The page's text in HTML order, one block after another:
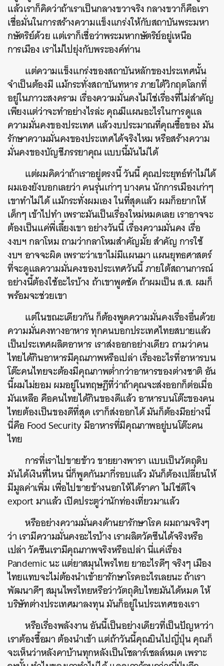
แล้วเราก็คิดว่าถ้าเราเป็นกลางขวาจริง กลางขวาก็คือเรา
เชื่อมั่นในการสร้างความแข็งแกร่งให้กับสถาบันพระมหา
กษัตริย์ด้วย แต่เราก็เชื่อว่าพระมหากษัตริย์อยู่เหนือ
การเมือง เราไม่ไปยุ่งกับพระองค์ท่าน
แต่ความแข็งแกร่งของสถาบันหลักของประเทศนั้น
จำเป็นต้องมี แม้กระทั่งสถาบันทหาร ภายใต้วิกฤตโลกที่
อยู่ในภาวะสงคราม เรื่องความมั่นคงไม่ใช่เรื่องที่ไม่สำคัญ
เพียงแต่ว่าจะทำอย่างไรล่ะ คุณมีแผนอะไรในการดูแล
ความมั่นคงของประเทศ แล้วงบประมาณที่คุณซื้อของ มัน
รักษาความมั่นคงของประเทศได้จริงไหม หรือสร้างความ
มั่นคงของบัญชีภรรยาคุณ แบบนี้มันไม่ได้
แต่ผมคิดว่าถ้าเราอยู่ตรงนี้ วันนี้ คุณประยุทธ์ทำไม่ได้
ผมเองยังบอกเลยว่า คนรุ่นเก่าๆ บางคน นักการเมืองเก่าๆ
เขาทำไม่ได้ แม้กระทั่งผมเอง ในที่สุดแล้ว ผมก็อยากให้
เด็กๆ เข้าไปทำ เพราะมันเป็นเรื่องใหม่หมดเลย เราอาจจะ
ต้องเป็นแค่พี่เลี้ยงเขา อย่างวันนี้ เรื่องความมั่นคง เรื่อ
งงบฯ กลาโหม ถามว่ากลาโหมสำคัญมั้ย สำคัญ การใช้
งบฯ อาจจะผิด เพราะว่าเขาไม่มีแผนมา แผนยุทธศาสตร์
ที่จะดูแลความมั่นคงของประเทศวันนี้ ภายใต้สถานการณ์
อย่างนี้ต้องใช้อะไรบ้าง ถ้าเขาพูดชัด ถ้าผมเป็น ส.ส. ผมก็
พร้อมจะช่วยเขา
แต่ในขณะเดียวกัน ก็ต้องพูดความมั่นคงเรื่องอื่นด้วย
ความมั่นคงทางอาหาร ทุกคนบอกประเทศไทยสบายแล้ว
เป็นประเทศผลิตอาหาร เราส่งออกอย่างเดียว ถามว่าคน
ไทยได้กินอาหารมีคุณภาพหรือเปล่า เรื่องอะไรที่อาหารบน
โต๊ะคนไทยจะต้องมีคุณภาพต่ำกว่าอาหารของต่างชาติ อัน
นี้ผมไม่ยอม ผมอยู่ในทฤษฎีที่ว่าถ้าคุณจะส่งออกก็ต่อเมื่อ
มันเหลือ คือคนไทยได้กินของดีแล้ว อาหารบนโต๊ะของคน
ไทยต้องเป็นของดีที่สุด เราก็ส่งออกได้ มันก็ต้องมีอย่างนี้
นี่คือ Food Security มีอาหารที่มีคุณภาพอยู่บนโต๊ะคน
ไทย
การที่เราไปขายข้าว ขายยางพารา แบบเป็นวัตถุดิบ
มันได้เงินที่ไหน นี่ก็พูดกันมากี่รอบแล้ว มันก็ต้องเปลี่ยนให้
มีมูลค่าเพิ่ม เพื่อไปขายข้างนอกให้ได้ราคา ไม่ใช่ดีใจ
export มาแล้ว เปิดประตูว่านักท่องเที่ยวมาแล้ว
หรืออย่างความมั่นคงด้านยารักษาโรค ผมถามจริงๆ
ว่า เรามีความมั่นคงอะไรบ้าง เราผลิตวัคซีนได้จริงหรือ
เปล่า วัคซีนเรามีคุณภาพจริงหรือเปล่า นี่แค่เรื่อง
Pandemic นะ แต่ยาสมุนไพรไทย ยาอะไรดีๆ จริงๆ เมือง
ไทยแทบจะไม่ต้องนำเข้ายารักษาโรคอะไรเลยนะ ถ้าเรา
พัฒนาดีๆ สมุนไพรไทยหรือว่าวัตถุดิบไทยมันได้หมด ให้
บริษัทต่างประเทศมาลงทุน มันก็อยู่ในประเทศของเรา
หรือเรื่องพลังงาน อันนี้เป็นอย่างเดียวที่เป็นปัญหาว่า
เราต้องซื้อมา ต้องนำเข้า แต่ถ้าวันนี้คุณบินไปญี่ปุ่น คุณก็
จะเห็นว่าหลังคาบ้านทุกหลังเป็นโซลาร์เซลล์หมด เพราะ